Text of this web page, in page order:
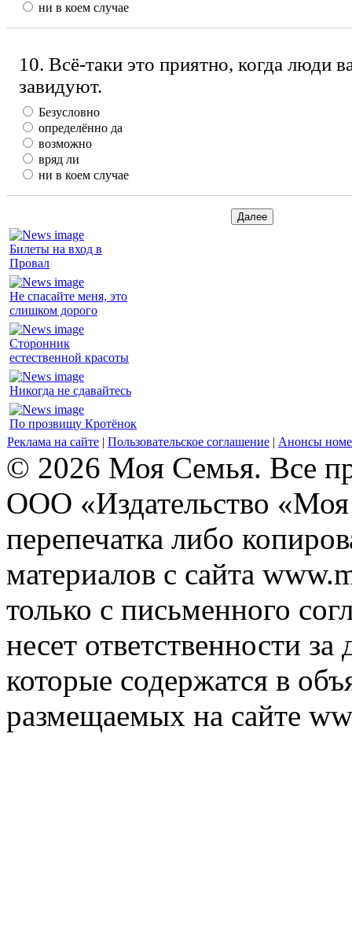
ни в коем случае
10. Всё-таки это приятно, когда люди
завидуют.
Безусловно
определённо да
возможно
вряд ли
ни в коем случае
Билеты на вход в
Провал
Не спасайте меня, это
слишком дорого
Сторонник
естественной красоты
Никогда не сдавайтесь
По прозвищу Кротёнок
Реклама на сайте | Пользовательское соглашение | Анонсы
© 2026 Моя Семья. Все
ООО «Издательство
перепечатка либо
материалов с сайта
только с письменного
несет ответственности
которые содержатся в
размещаемых на сайте